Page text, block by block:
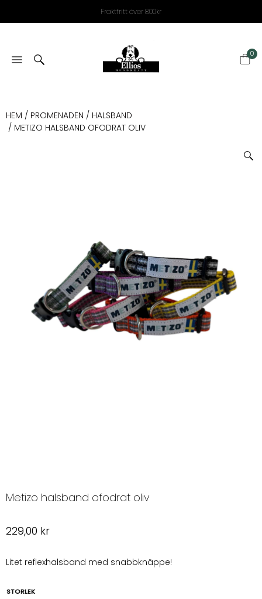
Fraktfritt över 800kr
0
HEM / PROMENADEN / HALSBAND
/ METIZO HALSBAND OFODRAT OLIV
Metizo halsband ofodrat oliv
229,00 kr
Litet reflexhalsband med snabbknäppe!
STORLEK